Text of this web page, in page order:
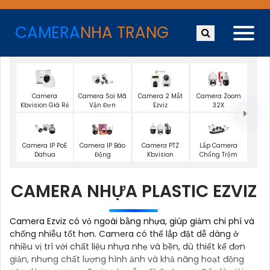
CAMERANHA TRANG
Camera
Kbvision Giá Rẻ
Camera Soi Mã
Vận Đơn
Camera 2 Mắt
Ezviz
Camera Zoom
32X
Camera IP PoE
Dahua
Camera IP Báo
Động
Camera PTZ
Kbvision
Lắp Camera
Chống Trộm
CAMERA NHỰA PLASTIC EZVIZ
Camera Ezviz có vỏ ngoài bằng nhựa, giúp giảm chi phí và
chống nhiễu tốt hơn. Camera có thể lắp đặt dễ dàng ở
nhiều vị trí với chất liệu nhựa nhẹ và bền, dù thiết kế đơn
giản, nhưng chất lượng hình ảnh và khả năng hoạt động